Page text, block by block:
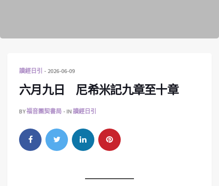
讀經日引 2026-06-09
六月九日 尼希米記九章至十章
BY福音團契書局 IN 讀經日引